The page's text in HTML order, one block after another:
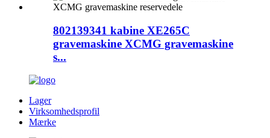
802139341 kabine XE265C
gravemaskine XCMG gravemaskine
s...
Lager
Virksomhedsprofil
Mærke